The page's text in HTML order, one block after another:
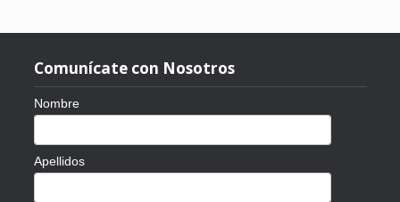
Comunícate con Nosotros
Nombre
Apellidos